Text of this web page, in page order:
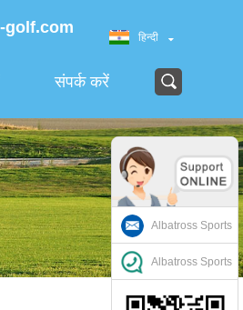
golf.com
हिन्दी
संपर्क करें
Albatross Sports
Albatross Sports